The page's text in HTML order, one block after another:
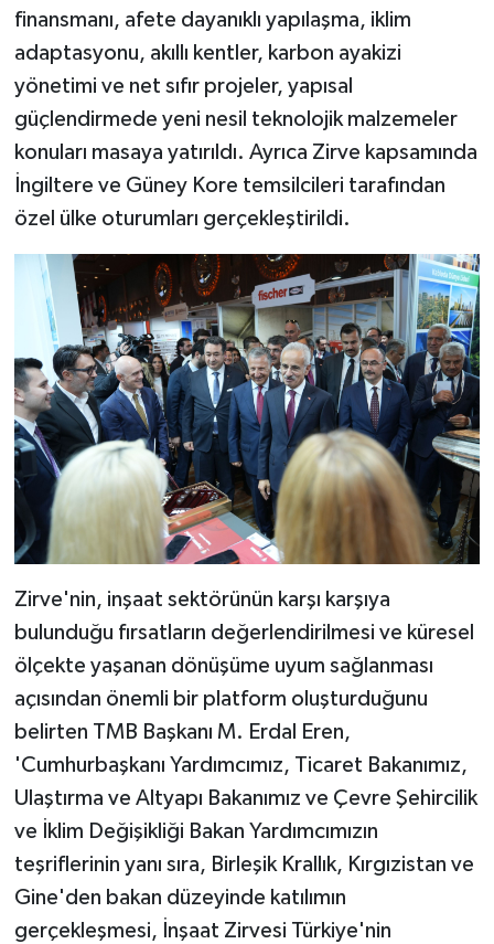
finansmanı, afete dayanıklı yapılaşma, iklim
adaptasyonu, akıllı kentler, karbon ayakizi
yönetimi ve net sıfır projeler, yapısal
güçlendirmede yeni nesil teknolojik malzemeler
konuları masaya yatırıldı. Ayrıca Zirve kapsamında
İngiltere ve Güney Kore temsilcileri tarafından
özel ülke oturumları gerçekleştirildi.
Zirve'nin, inşaat sektörünün karşı karşıya
bulunduğu fırsatların değerlendirilmesi ve küresel
ölçekte yaşanan dönüşüme uyum sağlanması
açısından önemli bir platform oluşturduğunu
belirten TMB Başkanı M. Erdal Eren,
'Cumhurbaşkanı Yardımcımız, Ticaret Bakanımız,
Ulaştırma ve Altyapı Bakanımız ve Çevre Şehircilik
ve İklim Değişikliği Bakan Yardımcımızın
teşriflerinin yanı sıra, Birleşik Krallık, Kırgızistan ve
Gine'den bakan düzeyinde katılımın
gerçekleşmesi, İnşaat Zirvesi Türkiye'nin